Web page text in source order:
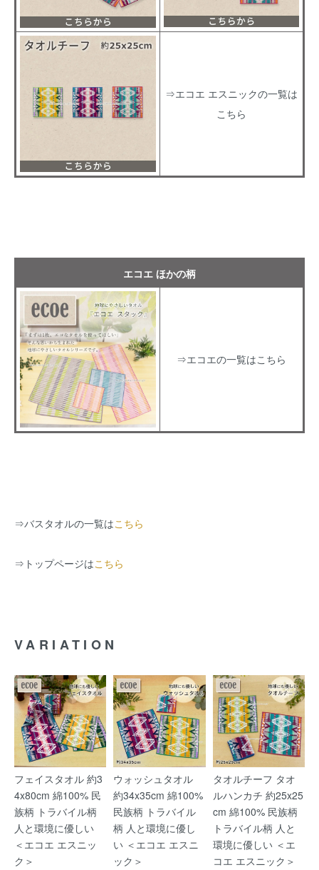
⇒エコエ エスニックの一覧は
こちら
エコエ ほかの柄
⇒エコエの一覧はこちら
⇒バスタオルの一覧はこちら
⇒ トップページはこちら
VARIATION
フェイスタオル 約3
4x80cm 綿100% 民
族柄 トラバイル柄
人と環境に優しい
＜エコエ エスニッ
ク＞
ウォッシュタオル
約34x35cm 綿100%
民族柄 トラバイル
柄 人と環境に優し
い ＜エコエ エスニ
ック＞
タオルチーフ タオ
ルハンカチ 約25x25
cm 綿100% 民族柄
トラバイル柄 人と
環境に優しい ＜エ
コエ エスニック＞